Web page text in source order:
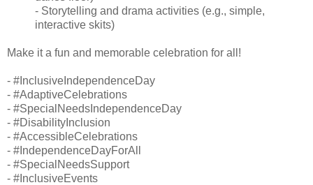
- Storytelling and drama activities (e.g., simple,
interactive skits)
Make it a fun and memorable celebration for all!
- #InclusiveIndependenceDay
- #AdaptiveCelebrations
- #SpecialNeedsIndependenceDay
- #DisabilityInclusion
- #AccessibleCelebrations
- #IndependenceDayForAll
- #SpecialNeedsSupport
- #InclusiveEvents